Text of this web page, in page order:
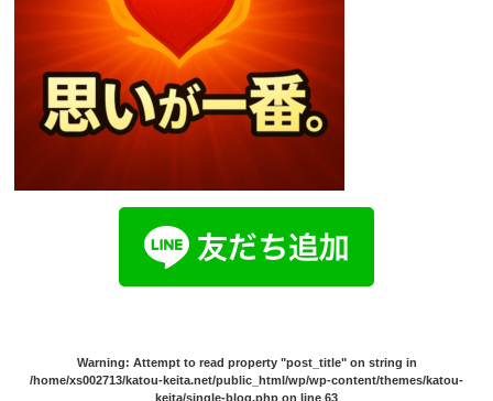
Warning: Attempt to read property "post_title" on string in
/home/xs002713/katou-keita.net/public_html/wp/wp-content/themes/katou-
keita/single-blog.php on line 63